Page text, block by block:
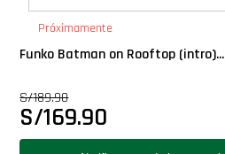
Próximamente
Funko Batman on Rooftop (intro)...
S/189.90
S/169.90